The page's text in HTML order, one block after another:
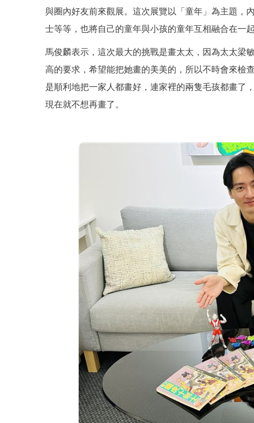
與圈內好友前來觀展。這次展覽以「童年」為主題，
士等等，也將自己的童年與小孩的童年互相融合在一
馬俊麟表示，這次最大的挑戰是畫太太，因為太太梁
高的要求，希望能把她畫的美美的，所以不時會來檢
是順利地把一家人都畫好，連家裡的兩隻毛孩都畫了
現在就不想再畫了。